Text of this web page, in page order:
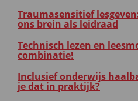
Traumasensitief
ons brein als leidraad
Technisch lezen en
combinatie!
Inclusief onderwijs
je dat in praktijk?